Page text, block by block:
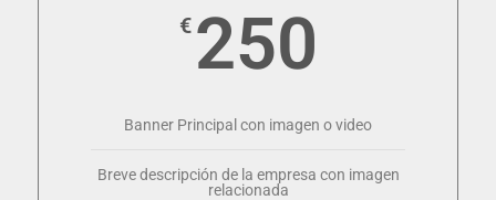
€ 250
Banner Principal con imagen o video
Breve descripción de la empresa con imagen
relacionada